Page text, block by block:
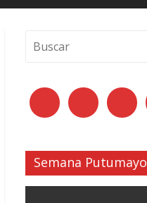
Semana Putumayo